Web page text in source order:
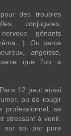
des troubles
conjugales,
gênants
Ou parce
angoissé,
que l’on a
12 peut aussi
ou de rougir
professionnel; se
stressant à venir.
sur soi par pure